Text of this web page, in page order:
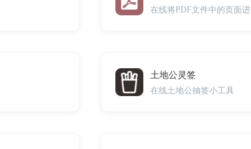
在线将PDF文件中的页面
土地公灵签
在线土地公抽签小工具